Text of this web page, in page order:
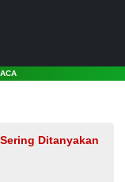
Ditanyakan